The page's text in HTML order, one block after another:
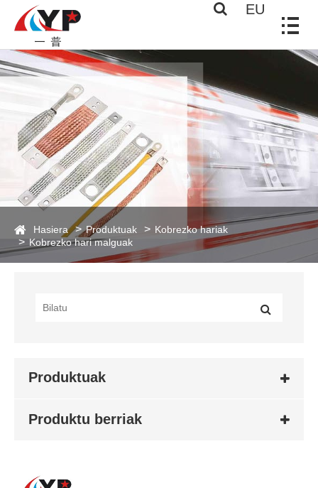
EU
Hasiera Produktuak
Kobrezko hariak
Kobrezko hari malguak
Produktuak
Produktu berriak